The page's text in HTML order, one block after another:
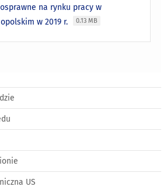
na rynku pracy w
w 2019 r.
0.13 MB
US